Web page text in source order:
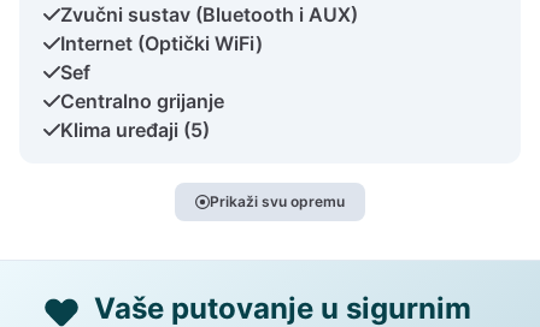
Zvučni sustav (Bluetooth i AUX)
Internet (Optički WiFi)
Sef
Centralno grijanje
Klima uređaji (5)
Prikaži svu opremu
Vaše putovanje u sigurnim